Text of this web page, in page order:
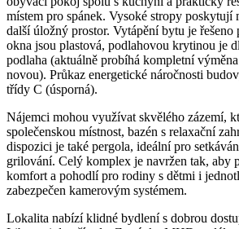
místem pro spánek. Vysoké stropy poskytují
další úložný prostor. Vytápění bytu je
okna jsou plastová, podlahovou krytinou je
podlaha (aktuálně probíhá kompletní
novou). Průkaz energetické náročnosti
třídy C (úsporná).
Nájemci mohou využívat skvělého zázemí,
společenskou místnost, bazén s relaxační
dispozici je také pergola, ideální pro
grilování. Celý komplex je navržen tak, aby
komfort a pohodlí pro rodiny s dětmi i
zabezpečen kamerovým systémem.
Lokalita nabízí klidné bydlení s dobrou